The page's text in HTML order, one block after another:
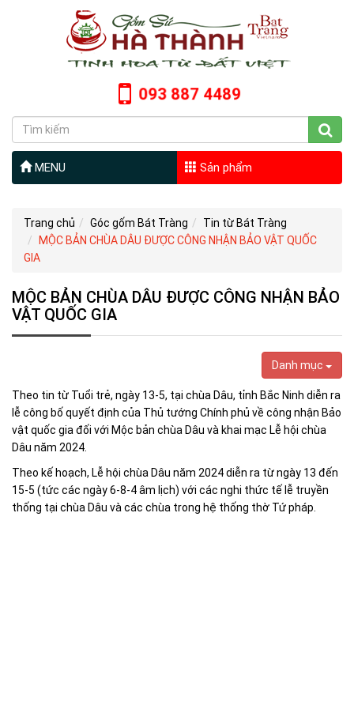
093 887 4489
MENU Sản phẩm
Trang chủ Góc gốm Bát Tràng
Tin từ Bát Tràng
MỘC BẢN CHÙA DÂU ĐƯỢC CÔNG NHẬN BẢO VẬT QUỐC
GIA
MỘC BẢN CHÙA DÂU ĐƯỢC CÔNG NHẬN BẢO
VẬT QUỐC GIA
Danh mục
Theo tin từ Tuổi trẻ, ngày 13-5, tại chùa Dâu, tỉnh Bắc Ninh diễn ra
lễ công bố quyết định của Thủ tướng Chính phủ về công nhận Bảo
vật quốc gia đối với Mộc bản chùa Dâu và khai mạc Lễ hội chùa
Dâu năm 2024.
Theo kế hoạch, Lễ hội chùa Dâu năm 2024 diễn ra từ ngày 13 đến
15-5 (tức các ngày 6-8-4 âm lịch) với các nghi thức tế lễ truyền
thống tại chùa Dâu và các chùa trong hệ thống thờ Tứ pháp.